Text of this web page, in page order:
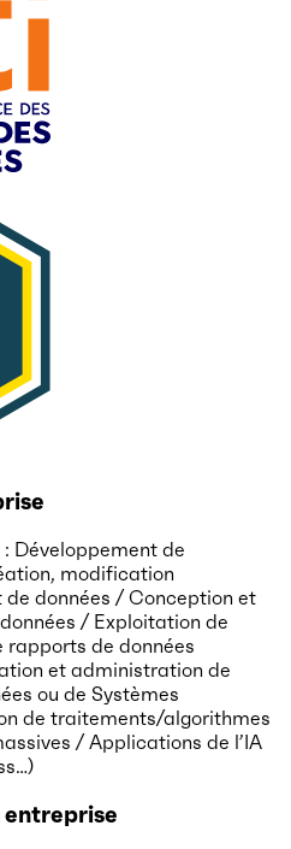
Développement de
modification
données / Conception et
/ Exploitation de
rapports de données
et administration de
ou de Systèmes
de traitements/algorithmes
/ Applications de l’IA
entreprise